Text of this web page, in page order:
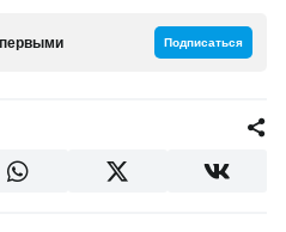
первыми Подписаться